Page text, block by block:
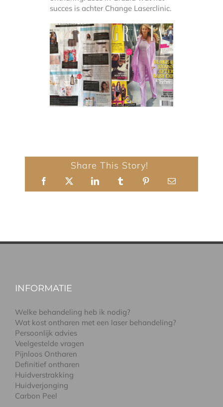
succes is achter Change Laserclinic.
Share This Story!
INFORMATIE
Welke behandeling heb ik nodig?
Wat kost ontharen met een laser behandeling?
Persoonlijk advies
Veelgestelde vragen
Pijnloos Ontharen
Definitief ontharen
Huidverstrakking
Huidverjonging
Carbon Peel